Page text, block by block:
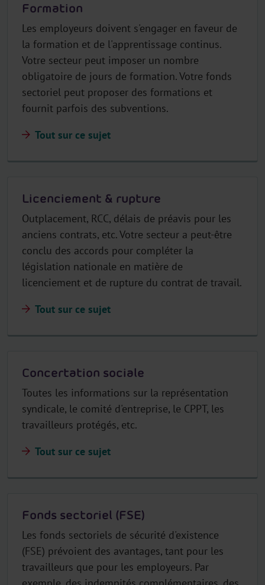
Formation
Les employeurs doivent s'engager en faveur de
la formation et de l'apprentissage continus.
Votre secteur peut imposer un nombre
obligatoire de jours de formation. Votre fonds
sectoriel peut proposer des formations et
fournit parfois des subventions.
Tout sur ce sujet
Licenciement & rupture
Outplacement, RCC, délais de préavis pour les
anciens contrats, etc. Votre secteur a peut-être
conclu des accords pour compléter la
législation nationale en matière de
licenciement et de rupture du contrat de travail.
Tout sur ce sujet
Concertation sociale
Toutes les informations sur la représentation
syndicale, le comité d'entreprise, le CPPT, les
travailleurs protégés, etc.
Tout sur ce sujet
Fonds sectoriel (FSE)
Les fonds sectoriels de sécurité d'existence
(FSE) prévoient des avantages, tant pour les
travailleurs que pour les employeurs. Par